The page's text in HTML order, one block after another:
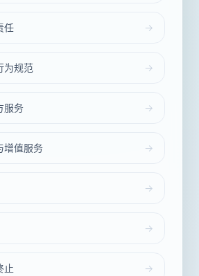
任 →
为规范 →
服务 →
增值服务 →
→
→
止 →